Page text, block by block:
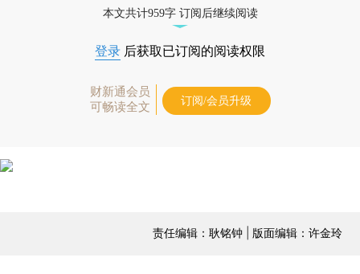
本文共计959字 订阅后继续阅读
登录 后获取已订阅的阅读权限
财新通会员
可畅读全文
订阅/会员升级
责任编辑：耿铭钟 | 版面编辑：许金玲